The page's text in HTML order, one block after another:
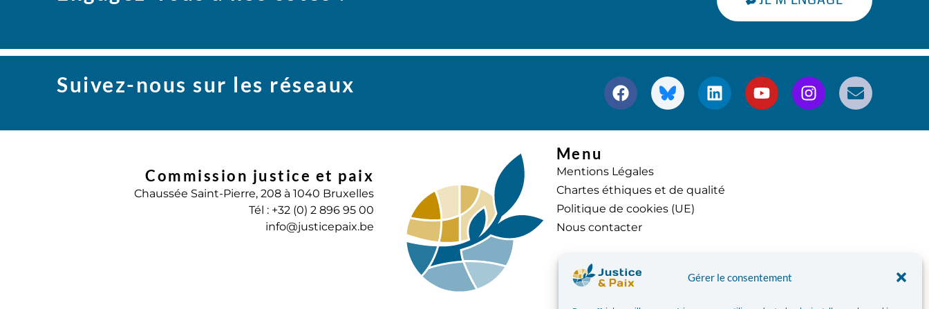
Gérer le consentement
Suivez-nous sur les réseaux
Commission justice et paix
Chaussée Saint-Pierre, 208 à 1040 Bruxelles
Tél : +32 (0) 2 896 95 00
info@justicepaix.be
Menu
Mentions Légales
Chartes éthiques et de qualité
Politique de cookies (UE)
Nous contacter